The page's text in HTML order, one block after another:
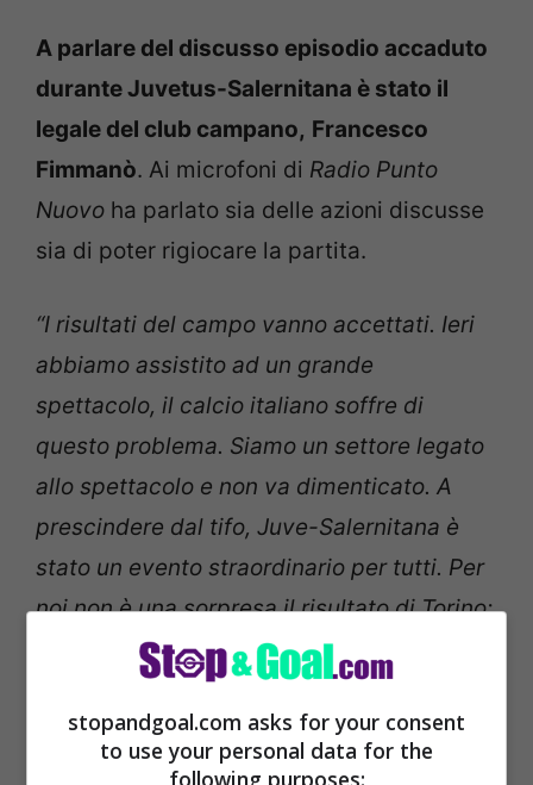
A parlare del discusso episodio accaduto
durante Juvetus-Salernitana è stato il
legale del club campano, Francesco
Fimmanò. Ai microfoni di Radio Punto
Nuovo ha parlato sia delle azioni discusse
sia di poter rigiocare la partita.
“I risultati del campo vanno accettati. Ieri
abbiamo assistito ad un grande
spettacolo, il calcio italiano soffre di
questo problema. Siamo un settore legato
allo spettacolo e non va dimenticato. A
prescindere dal tifo, Juve-Salernitana è
stato un evento straordinario per tutti. Per
noi non è una sorpresa il risultato di Torino:
sappiamo di cosa sia capace questa
stopandgoal.com asks for your consent
to use your personal data for the
following purposes: